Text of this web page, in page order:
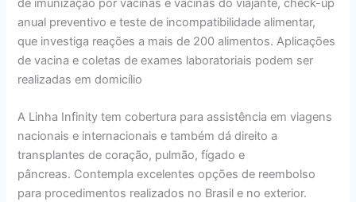
de imunização por vacinas e vacinas do viajante, check-up
anual preventivo e teste de incompatibilidade alimentar,
que investiga reações a mais de 200 alimentos. Aplicações
de vacina e coletas de exames laboratoriais podem ser
realizadas em domicílio
A Linha Infinity tem cobertura para assistência em viagens
nacionais e internacionais e também dá direito a
transplantes de coração, pulmão, fígado e
pâncreas. Contempla excelentes opções de reembolso
para procedimentos realizados no Brasil e no exterior.